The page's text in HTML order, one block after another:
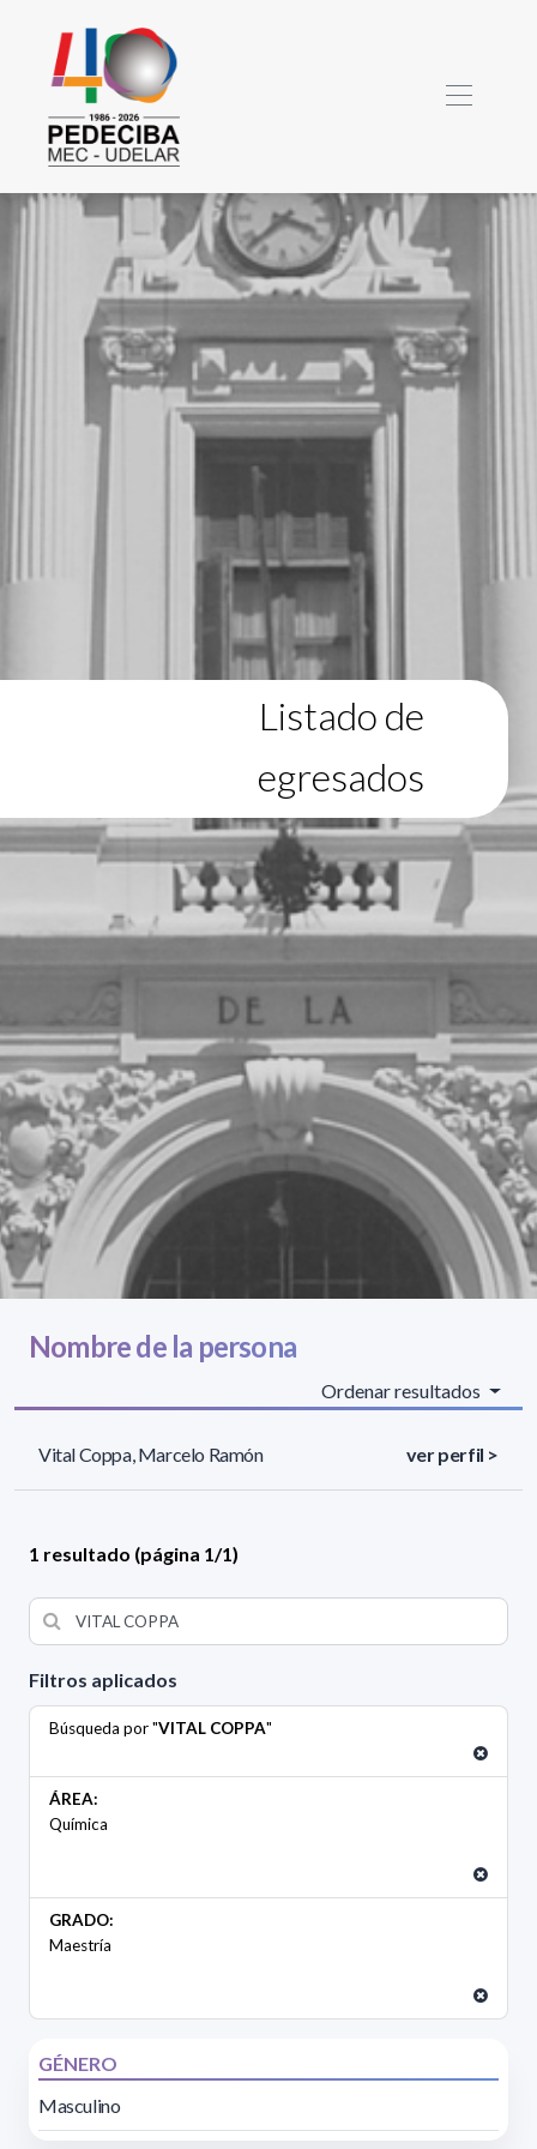
Listado de
egresados
Filtros aplicados
Búsqueda por "VITAL COPPA"
ÁREA:
Química
GRADO:
Maestría
GÉNERO
Masculino
Nombre de la persona
Ordenar resultados
Vital Coppa, Marcelo Ramón ver perfil >
1 resultado (página 1/1)